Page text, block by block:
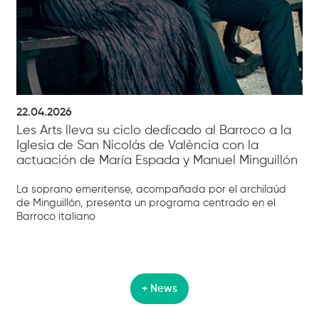
22.04.2026
Les Arts lleva su ciclo dedicado al Barroco a la
Iglesia de San Nicolás de València con la
actuación de María Espada y Manuel Minguillón
La soprano emeritense, acompañada por el archilaúd
de Minguillón, presenta un programa centrado en el
Barroco italiano
+ News